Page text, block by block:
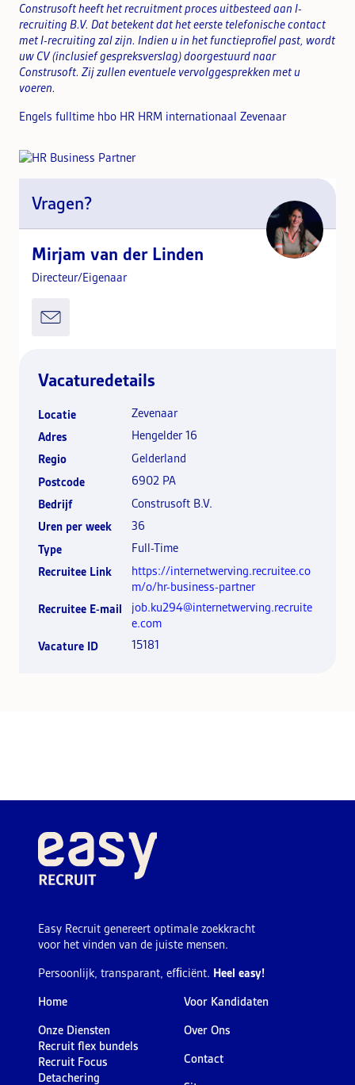
Construsoft heeft het recruitment proces uitbesteed aan I-
recruiting B.V. Dat betekent dat het eerste telefonische contact
met I-recruiting zal zijn. Indien u in het functieprofiel past, wordt
uw CV (inclusief gespreksverslag) doorgestuurd naar
Construsoft. Zij zullen eventuele vervolggesprekken met u
voeren.
Engels fulltime hbo HR HRM internationaal Zevenaar
Vragen?
Mirjam van der Linden
Directeur/Eigenaar
Vacaturedetails
Locatie
Zevenaar
Adres
Hengelder 16
Regio
Gelderland
Postcode
6902 PA
Bedrijf
Construsoft B.V.
Uren per week
36
Type
Full-Time
Recruitee Link
https://internetwerving.recruitee.co
m/o/hr-business-partner
Recruitee E-mail
job.ku294@internetwerving.recruite
e.com
Vacature ID
15181
Easy Recruit genereert optimale zoekkracht
voor het vinden van de juiste mensen.
Persoonlijk, transparant, efﬁciënt. Heel easy!
Home
Onze Diensten
Recruit flex bundels
Recruit Focus
Detachering
Voor Kandidaten
Over Ons
Contact